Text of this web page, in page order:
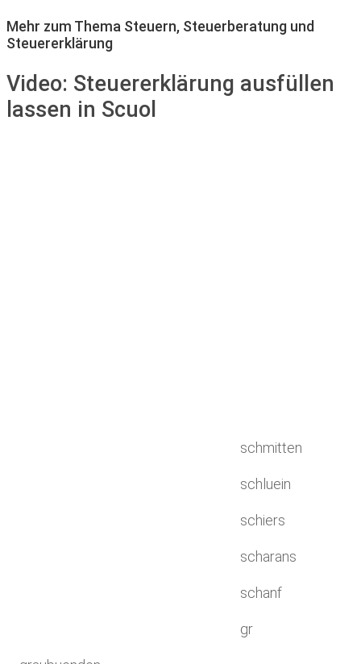
Mehr zum Thema Steuern, Steuerberatung und
Steuererklärung
Video: Steuererklärung ausfüllen
lassen in Scuol
schmitten
schluein
schiers
scharans
schanf
gr